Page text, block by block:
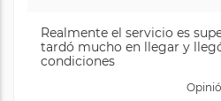
Realmente el servicio es
tardó mucho en llegar y
condiciones